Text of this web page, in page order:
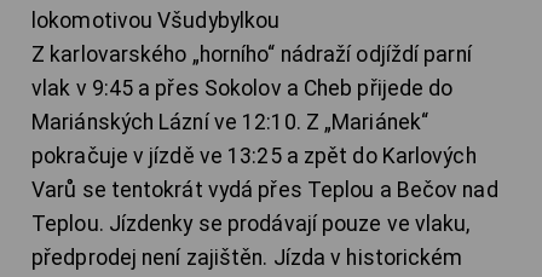
lokomotivou Všudybylkou
Z karlovarského „horního“ nádraží odjíždí parní
vlak v 9:45 a přes Sokolov a Cheb přijede do
Mariánských Lázní ve 12:10. Z „Mariánek“
pokračuje v jízdě ve 13:25 a zpět do Karlových
Varů se tentokrát vydá přes Teplou a Bečov nad
Teplou. Jízdenky se prodávají pouze ve vlaku,
předprodej není zajištěn. Jízda v historickém